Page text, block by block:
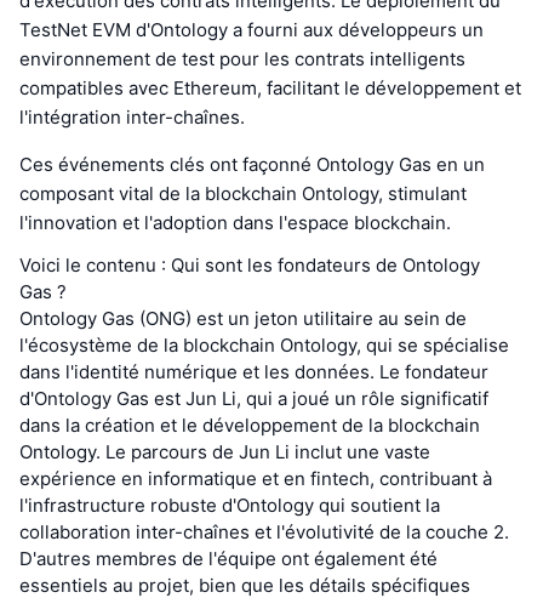
TestNet EVM d'Ontology a fourni aux développeurs un
environnement de test pour les contrats intelligents
compatibles avec Ethereum, facilitant le développement et
l'intégration inter-chaînes.
Ces événements clés ont façonné Ontology Gas en un
composant vital de la blockchain Ontology, stimulant
l'innovation et l'adoption dans l'espace blockchain.
Voici le contenu : Qui sont les fondateurs de Ontology
Gas ?
Ontology Gas (ONG) est un jeton utilitaire au sein de
l'écosystème de la blockchain Ontology, qui se spécialise
dans l'identité numérique et les données. Le fondateur
d'Ontology Gas est Jun Li, qui a joué un rôle significatif
dans la création et le développement de la blockchain
Ontology. Le parcours de Jun Li inclut une vaste
expérience en informatique et en fintech, contribuant à
l'infrastructure robuste d'Ontology qui soutient la
collaboration inter-chaînes et l'évolutivité de la couche 2.
D'autres membres de l'équipe ont également été
essentiels au projet, bien que les détails spécifiques